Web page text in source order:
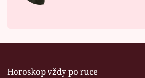
Horoskop vždy po ruce